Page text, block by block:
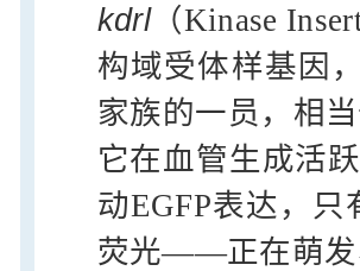
kdrl（Kinase
构域受体样基因
家族的一员，相
它在血管生成活
动EGFP表达，
荧光——正在萌发